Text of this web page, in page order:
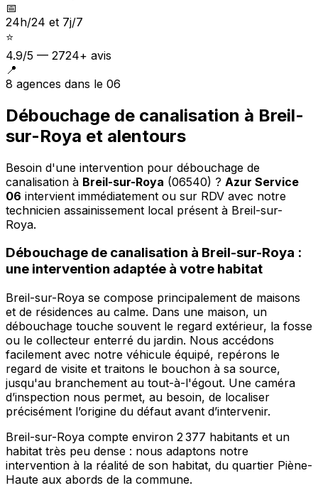
📅
24h/24 et 7j/7
⭐
4.9/5 — 2724+ avis
📍
8 agences dans le 06
Débouchage de canalisation à Breil-
sur-Roya et alentours
Besoin d'une intervention pour débouchage de
canalisation à Breil-sur-Roya (06540) ? Azur Service
06 intervient immédiatement ou sur RDV avec notre
technicien assainissement local présent à Breil-sur-
Roya.
Débouchage de canalisation à Breil-sur-Roya :
une intervention adaptée à votre habitat
Breil-sur-Roya se compose principalement de maisons
et de résidences au calme. Dans une maison, un
débouchage touche souvent le regard extérieur, la fosse
ou le collecteur enterré du jardin. Nous accédons
facilement avec notre véhicule équipé, repérons le
regard de visite et traitons le bouchon à sa source,
jusqu'au branchement au tout-à-l'égout. Une caméra
d’inspection nous permet, au besoin, de localiser
précisément l’origine du défaut avant d’intervenir.
Breil-sur-Roya compte environ 2 377 habitants et un
habitat très peu dense : nous adaptons notre
intervention à la réalité de son habitat, du quartier Piène-
Haute aux abords de la commune.